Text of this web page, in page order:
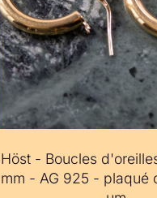
Höst - Boucles
mm - AG 925 - plaqué